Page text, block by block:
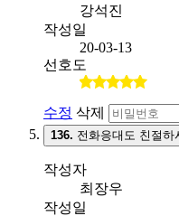
강석진
작성일
20-03-13
선호도
수정 삭제
136. 전화응대도 친절
작성자
최장우
작성일